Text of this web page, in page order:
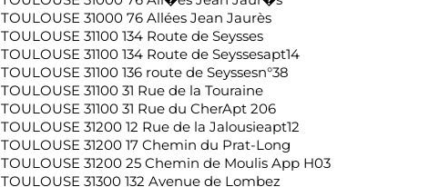
TOULOUSE 31000 76 Allées Jean Jaurès
TOULOUSE 31100 134 Route de Seysses
TOULOUSE 31100 134 Route de Seyssesapt14
TOULOUSE 31100 136 route de Seyssesn°38
TOULOUSE 31100 31 Rue de la Touraine
TOULOUSE 31100 31 Rue du CherApt 206
TOULOUSE 31200 12 Rue de la Jalousieapt12
TOULOUSE 31200 17 Chemin du Prat-Long
TOULOUSE 31200 25 Chemin de Moulis App H03
TOULOUSE 31300 132 Avenue de Lombez